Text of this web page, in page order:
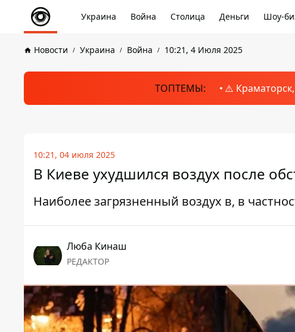
Украина Война Столица Деньги Шоу-
Новости Украина Война 10:21, 4 Июля 2025
ТОПТЕМЫ: ⚠️
10:21, 04 июля 2025
В Киеве ухудшился воздух после
Наиболее загрязненный воздух в, в
Люба Кинаш
РЕДАКТОР